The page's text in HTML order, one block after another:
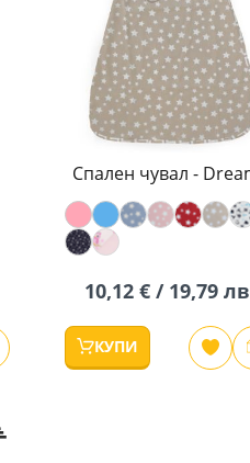
Спален чувал -
10,12 € / 19,79
КУПИ
Настрой